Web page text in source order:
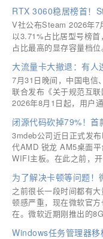
V社公布Steam 2026年7
以3.71%占比居型号榜
占比最高的显存容量档
大流量卡大撤退：有人
7月31日晚间，中国电信
联合发布《关于规范互
2026年8月1日起，用户
3mdeb公司近日正式发
代AMD 锐龙 AM5桌面
WIFI主板。在此之前，
之前很长一段时间都有
顿感严重，现在微软官
在。微软近期刚推出的